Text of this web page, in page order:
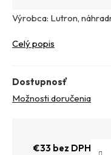
Výrobca: Lutron,
Celý popis
Dostupnosť
Možnosti doručenia
€33 bez DPH